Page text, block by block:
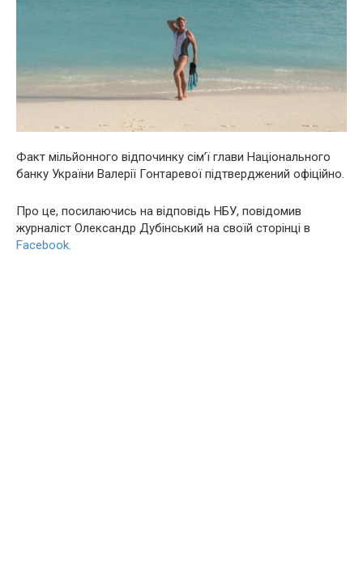
Факт мільйонного відпочинку сім’ї глави Національного
банку України Валерії Гонтаревої підтверджений офіційно.
Про це, посилаючись на відповідь НБУ, повідомив
журналіст Олександр Дубінський на своїй сторінці в
Facebook.